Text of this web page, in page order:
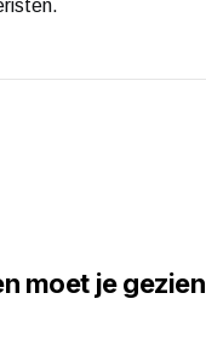
moet je